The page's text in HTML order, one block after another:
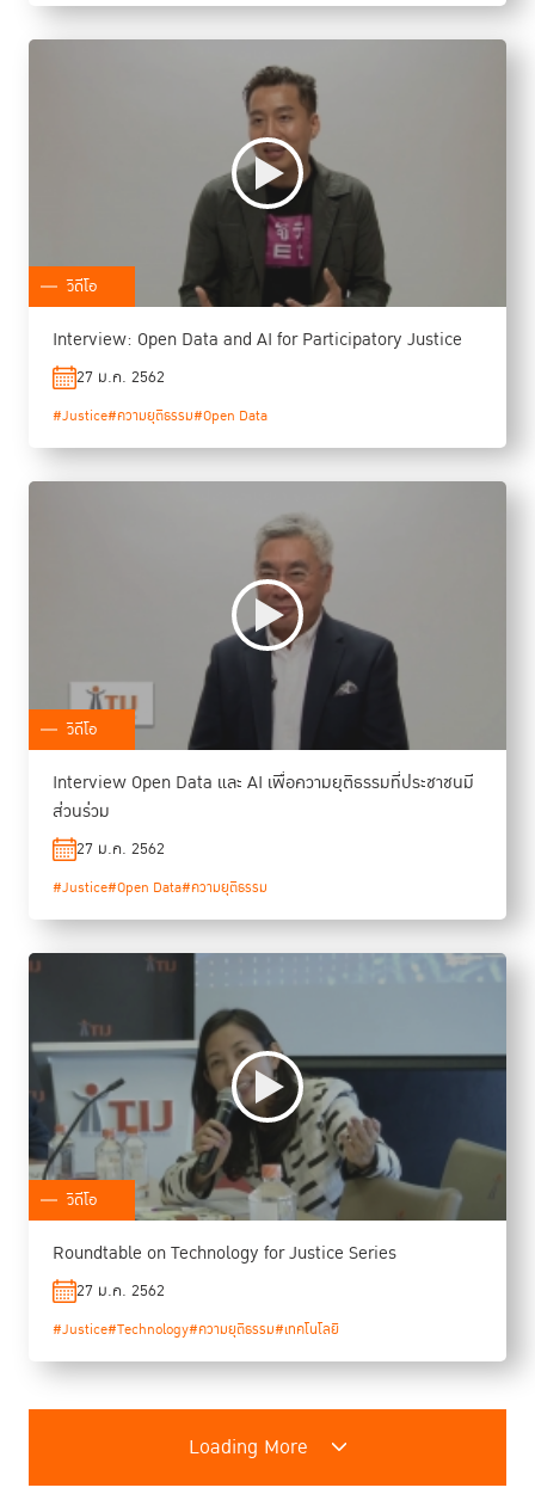
วิดีโอ
Interview: Open Data and AI for Participatory Justice
27 ม.ค. 2562
#Justice#ความยุติธรรม#Open Data
วิดีโอ
Interview Open Data และ AI เพื่อความยุติธรรมที่ประชาชนมี
ส่วนร่วม
27 ม.ค. 2562
#Justice#Open Data#ความยุติธรรม
วิดีโอ
Roundtable on Technology for Justice Series
27 ม.ค. 2562
#Justice#Technology#ความยุติธรรม#เทคโนโลยี
Loading More